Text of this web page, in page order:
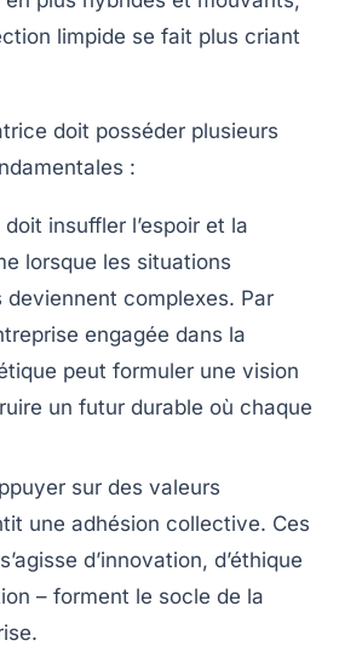
limpide se fait plus criant
doit posséder plusieurs
:
doit insuffler l’espoir et la
lorsque les situations
deviennent complexes. Par
engagée dans la
peut formuler une vision
un futur durable où chaque
sur des valeurs
une adhésion collective. Ces
d’innovation, d’éthique
– forment le socle de la